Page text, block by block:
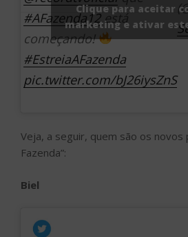
#AFazenda12está
começando!
#EstreiaAFazenda
pic.twitter.com/bJ26iysZnS
Clique para aceitar
marketing e ativar
Veja, a seguir, quem são os novos
Fazenda”:
Biel